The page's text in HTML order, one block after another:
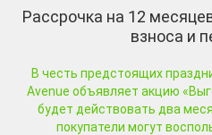
Рассрочка на 12
взноса и
В честь предстоящих
Avenue объявляет акцию
будет действовать два
покупатели могут